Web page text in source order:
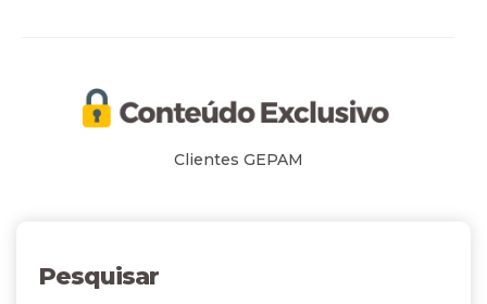
Clientes GEPAM
Pesquisar